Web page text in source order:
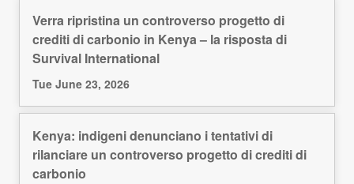
Verra ripristina un controverso progetto di
crediti di carbonio in Kenya – la risposta di
Survival International
Tue June 23, 2026
Kenya: indigeni denunciano i tentativi di
rilanciare un controverso progetto di crediti di
carbonio